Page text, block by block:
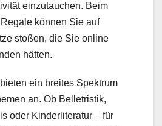
einzutauchen. Beim
können Sie auf
stoßen, die Sie online
hätten.
ein breites Spektrum
an. Ob Belletristik,
oder Kinderliteratur – für